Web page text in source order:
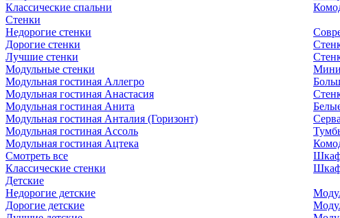
Классические спальни
Стенки
Недорогие стенки
Дорогие стенки
Лучшие стенки
Модульные стенки
Модульная гостиная Аллегро
Модульная гостиная Анастасия
Модульная гостиная Анита
Модульная гостиная Анталия (Горизонт)
Модульная гостиная Ассоль
Модульная гостиная Ацтека
Смотреть все
Классические стенки
Мини
Детские
Недорогие детские
Дорогие детские